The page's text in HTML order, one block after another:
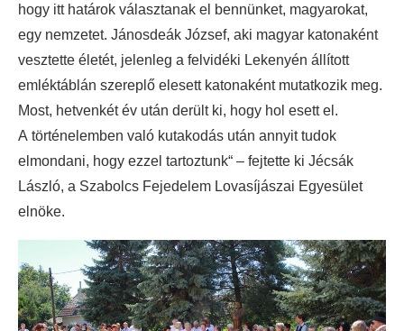
hogy itt határok választanak el bennünket, magyarokat,
egy nemzetet. Jánosdeák József, aki magyar katonaként
vesztette életét, jelenleg a felvidéki Lekenyén állított
emléktáblán szereplő elesett katonaként mutatkozik meg.
Most, hetvenkét év után derült ki, hogy hol esett el.
A történelemben való kutakodás után annyit tudok
elmondani, hogy ezzel tartoztunk“ – fejtette ki Jécsák
László, a Szabolcs Fejedelem Lovasíjászai Egyesület
elnöke.